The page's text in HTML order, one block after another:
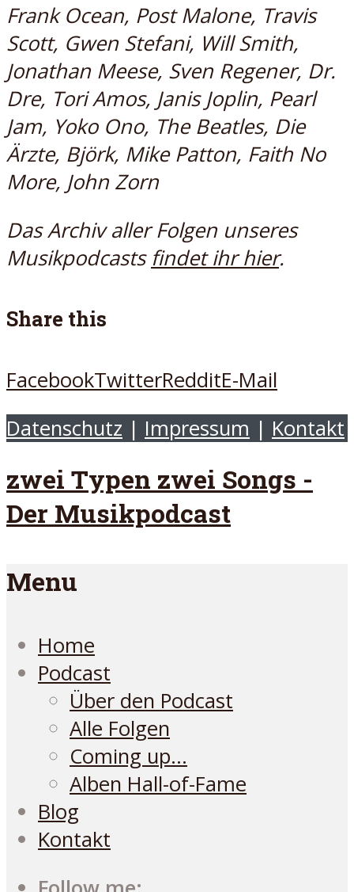
Frank Ocean, Post Malone, Travis
Scott, Gwen Stefani, Will Smith,
Jonathan Meese, Sven Regener, Dr.
Dre, Tori Amos, Janis Joplin, Pearl
Jam, Yoko Ono, The Beatles, Die
Ärzte, Björk, Mike Patton, Faith No
More, John Zorn
Das Archiv aller Folgen unseres
Musikpodcasts findet ihr hier.
Share this
FacebookTwitterRedditE-Mail
Datenschutz | Impressum | Kontakt
zwei Typen zwei Songs -
Der Musikpodcast
Menu
Home
Podcast
Über den Podcast
Alle Folgen
Coming up…
Alben Hall-of-Fame
Blog
Kontakt